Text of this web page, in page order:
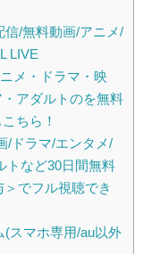
/無料動画/アニメ/
LIVE
メ・ドラマ・映
アダルトのを無料
ちら！
/ドラマ/エンタメ/
トなど30日間無料
でフル視聴でき
スマホ専用/au以外